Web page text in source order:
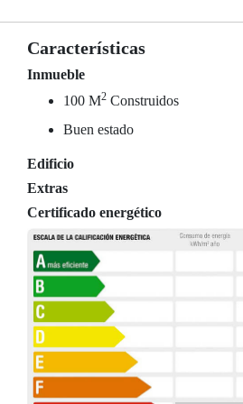
Características
Inmueble
100 M2 Construidos
Buen estado
Edificio
Extras
Certificado energético